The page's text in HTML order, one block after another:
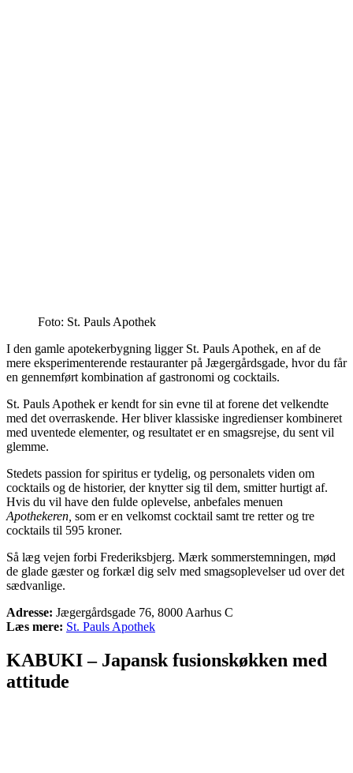
Foto: St. Pauls Apothek
I den gamle apotekerbygning ligger St. Pauls Apothek, en af de
mere eksperimenterende restauranter på Jægergårdsgade, hvor du får
en gennemført kombination af gastronomi og cocktails.
St. Pauls Apothek er kendt for sin evne til at forene det velkendte
med det overraskende. Her bliver klassiske ingredienser kombineret
med uventede elementer, og resultatet er en smagsrejse, du sent vil
glemme.
Stedets passion for spiritus er tydelig, og personalets viden om
cocktails og de historier, der knytter sig til dem, smitter hurtigt af.
Hvis du vil have den fulde oplevelse, anbefales menuen
Apothekeren, som er en velkomst cocktail samt tre retter og tre
cocktails til 595 kroner.
Så læg vejen forbi Frederiksbjerg. Mærk sommerstemningen, mød
de glade gæster og forkæl dig selv med smagsoplevelser ud over det
sædvanlige.
Adresse: Jægergårdsgade 76, 8000 Aarhus C
Læs mere: St. Pauls Apothek
KABUKI – Japansk fusionskøkken med
attitude